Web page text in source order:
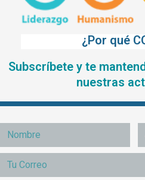
¿Por qué
Subscríbete y te
nuestras